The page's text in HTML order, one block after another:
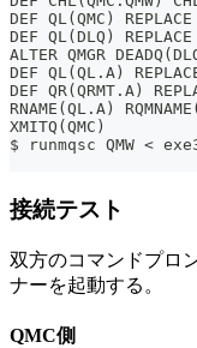
DEF QL(QMC)
DEF QL(DLQ) REPLACE
ALTER QMGR
DEF QL(QL.A)
DEF QR(QRMT.A)
RNAME(QL.A)
XMITQ(QMC)
$ runmqsc QMW <
接続テスト
双方のコマンドプロ
ナーを起動する。
QMC側